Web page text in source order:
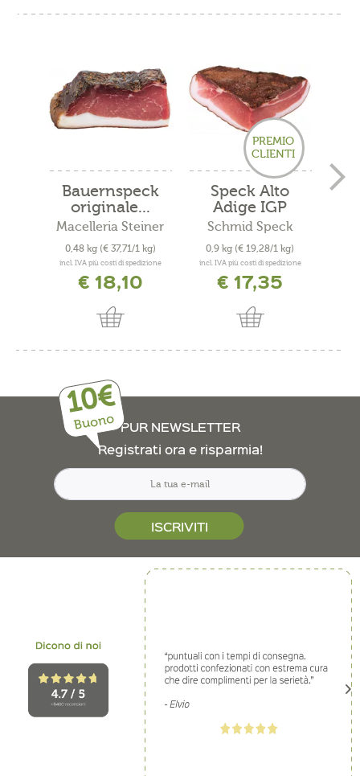
Bauernspeck
originale...
Macelleria Steiner
0,48 kg (€ 37,71/1 kg)
incl. IVA più costi di spedizione
€ 18,10
PREMIO
CLIENTI
Speck Alto
Adige IGP
quarto...
Schmid Speck
0,9 kg (€ 19,28/1 kg)
incl. IVA più costi di spedizione
€ 17,35
10€
Buono PUR NEWSLETTER
Registrati ora e risparmia!
ISCRIVITI